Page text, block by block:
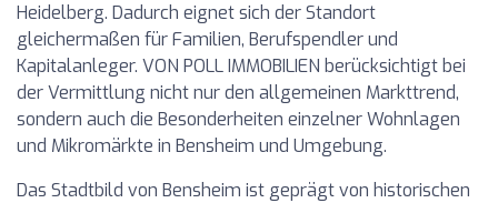
Heidelberg. Dadurch eignet sich der Standort
gleichermaßen für Familien, Berufspendler und
Kapitalanleger. VON POLL IMMOBILIEN berücksichtigt bei
der Vermittlung nicht nur den allgemeinen Markttrend,
sondern auch die Besonderheiten einzelner Wohnlagen
und Mikromärkte in Bensheim und Umgebung.
Das Stadtbild von Bensheim ist geprägt von historischen